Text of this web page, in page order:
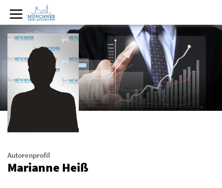
Autorenprofil
Marianne Heiß